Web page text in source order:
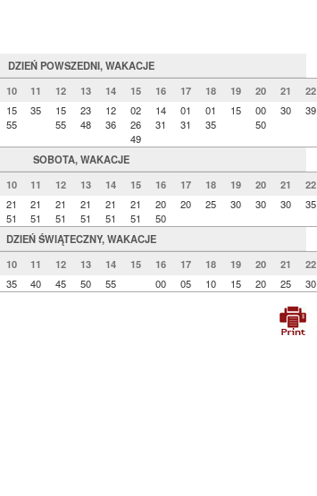
DZIEŃ POWSZEDNI, WAKACJE
10 11 12 13 14 15 16 17 18 19 20 21
22
15
55
35
15
55
23
48
12
36
02
26
49
14
31
01
31
01
35
15
00
50
30 39
SOBOTA, WAKACJE
10 11 12 13 14 15 16 17 18 19 20 21
22
21
51
21
51
21
51
21
51
21
51
21
51
20
50
20 25 30 30 30 35
DZIEŃ ŚWIĄTECZNY, WAKACJE
10 11 12 13 14 15 16 17 18 19 20 21
22
35 40 45 50 55 00 05 10 15 20 25 30